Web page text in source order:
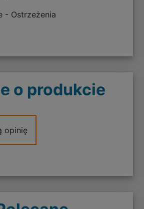
- Ostrzeżenia
o produkcie
opinię